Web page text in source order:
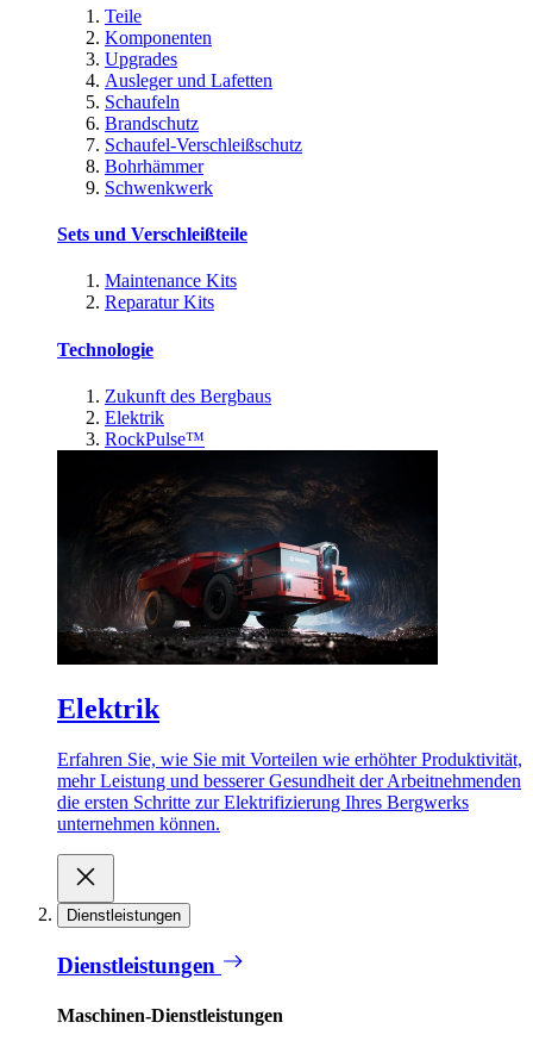
Teile
Komponenten
Upgrades
Ausleger und Lafetten
Schaufeln
Brandschutz
Schaufel-Verschleißschutz
Bohrhämmer
Schwenkwerk
Sets und Verschleißteile
Maintenance Kits
Reparatur Kits
Technologie
Zukunft des Bergbaus
Elektrik
RockPulse™
Elektrik
Erfahren Sie, wie Sie mit Vorteilen wie erhöhter Produktivität,
mehr Leistung und besserer Gesundheit der Arbeitnehmenden
die ersten Schritte zur Elektrifizierung Ihres Bergwerks
unternehmen können.
Dienstleistungen
Dienstleistungen
Maschinen-Dienstleistungen